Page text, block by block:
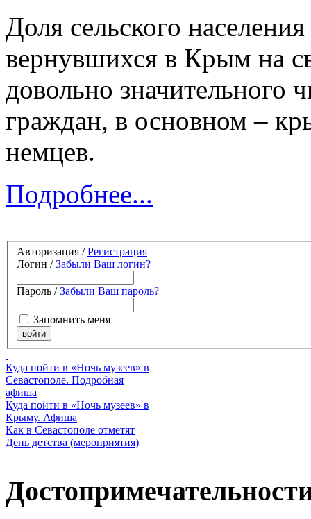
Доля сельского
вернувшихся в Крым на
довольно значительного
граждан, в основном –
немцев.
Подробнее...
Авторизация /Регистрация
Логин /Забыли Ваш логин?
Пароль /Забыли Ваш пароль?
Запомнить меня
Куда пойти в «Ночь музеев» в
Севастополе. Подробная
афиша
Куда пойти в «Ночь музеев» в
Крыму. Афиша
Как в Севастополе отметят
День детства (мероприятия)